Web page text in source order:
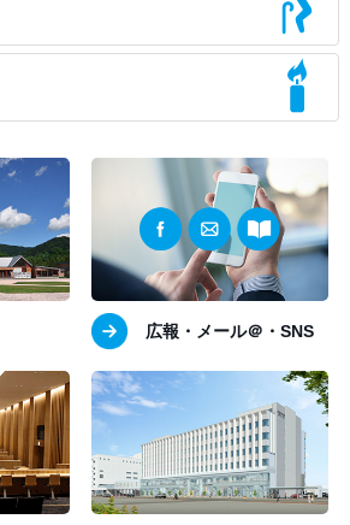
広報・メール＠・SNS